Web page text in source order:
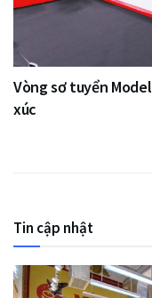
Vòng sơ tuyển
xúc
Tin cập nhật